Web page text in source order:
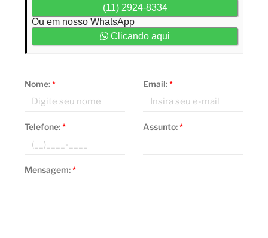
(11) 2924-8334
Ou em nosso WhatsApp
Clicando aqui
Nome:* Email:*
Telefone:* Assunto:*
Mensagem:*